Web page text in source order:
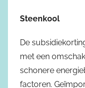
Steenkool
De
met een
schonere
factoren.